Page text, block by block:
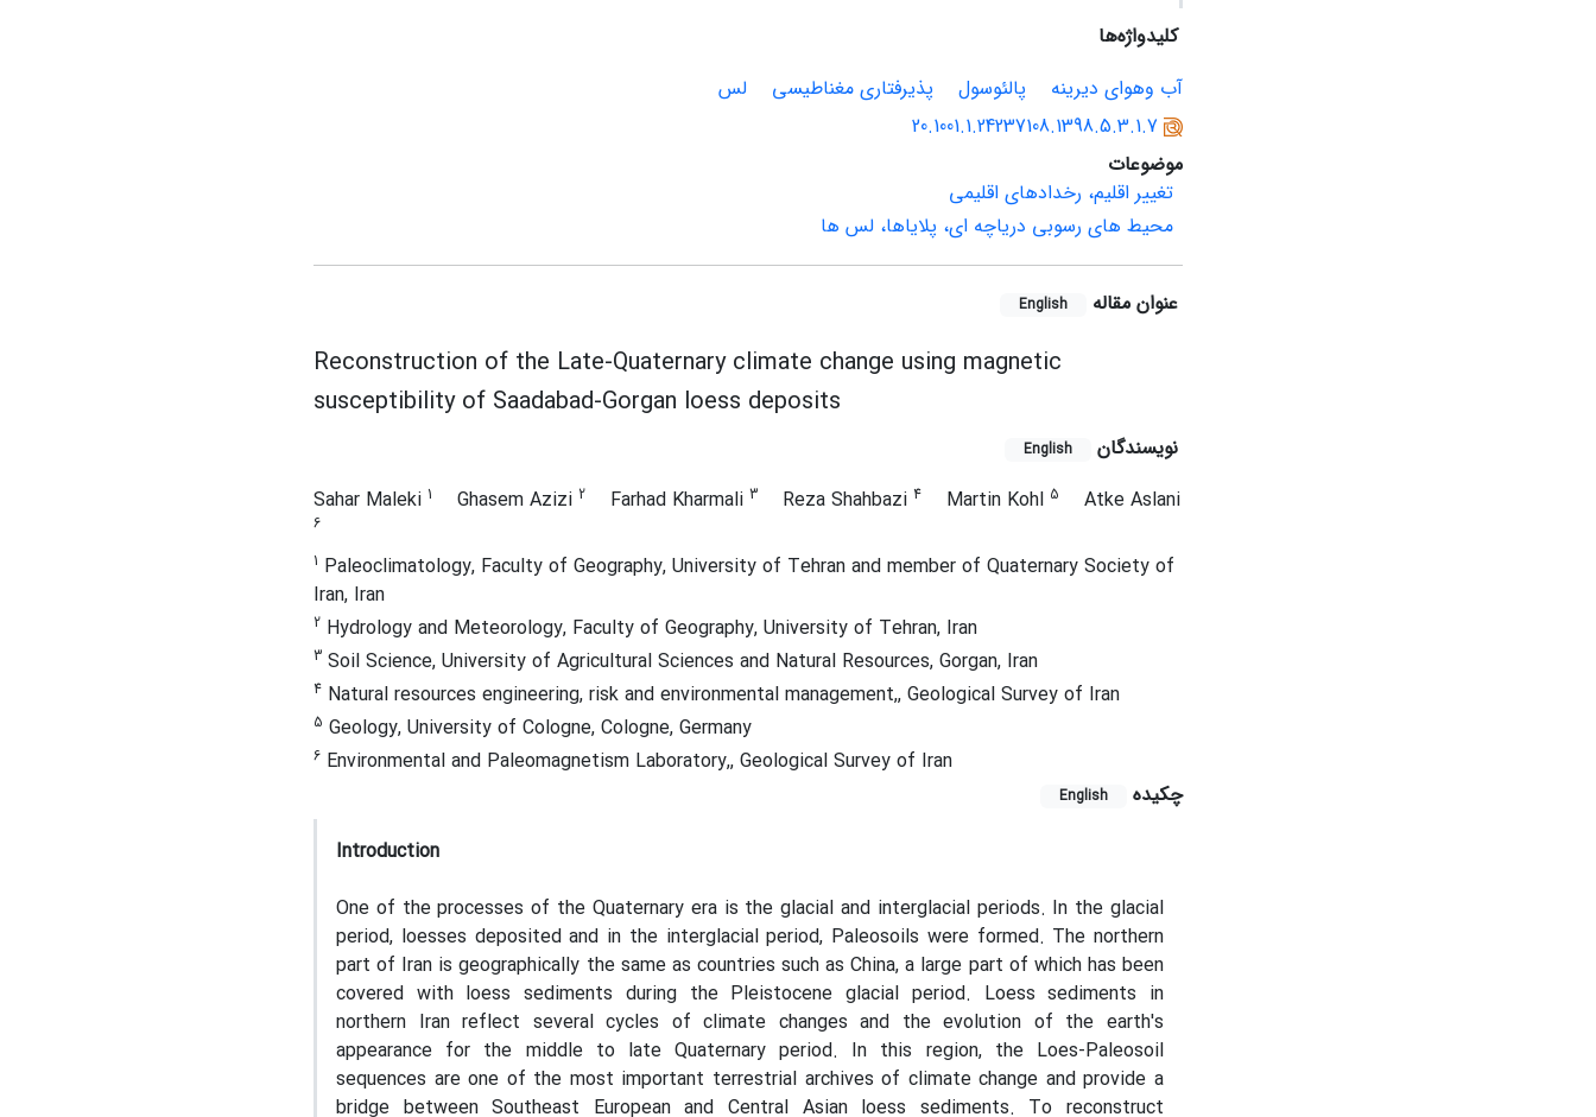
کلیدواژه‌ها
آب وهوای دیرینه
پالئوسول پذیرفتاری مغناطیسی
لس
20.1001.1.24237108.1398.5.3.1.7
موضوعات
تغییر اقلیم، رخدادهای اقلیمی
محیط های رسوبی دریاچه ای، پلایاها، لس ها
عنوان مقاله English
Reconstruction of the Late-Quaternary climate change using magnetic
susceptibility of Saadabad-Gorgan loess deposits
نویسندگان English
Sahar Maleki 1 Ghasem Azizi 2 Farhad Kharmali 3 Reza Shahbazi 4 Martin Kohl 5 Atke Aslani
6
1 Paleoclimatology, Faculty of Geography, University of Tehran and member of Quaternary Society of
Iran, Iran
2 Hydrology and Meteorology, Faculty of Geography, University of Tehran, Iran
3 Soil Science, University of Agricultural Sciences and Natural Resources, Gorgan, Iran
4 Natural resources engineering, risk and environmental management,, Geological Survey of Iran
5 Geology, University of Cologne, Cologne, Germany
6 Environmental and Paleomagnetism Laboratory,, Geological Survey of Iran
چکیده
English
Introduction
One of the processes of the Quaternary era is the glacial and interglacial periods. In the glacial
period, loesses deposited and in the interglacial period, Paleosoils were formed. The northern
part of Iran is geographically the same as countries such as China, a large part of which has been
covered with loess sediments during the Pleistocene glacial period. Loess sediments in
northern Iran reflect several cycles of climate changes and the evolution of the earth's
appearance for the middle to late Quaternary period. In this region, the Loes-Paleosoil
sequences are one of the most important terrestrial archives of climate change and provide a
bridge between Southeast European and Central Asian loess sediments. To reconstruct